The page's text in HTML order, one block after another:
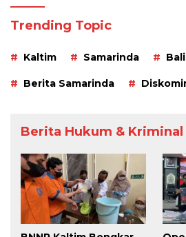
Trending Topic
Kaltim Samarinda
Berita Samarinda
Berita Hukum & Kriminal